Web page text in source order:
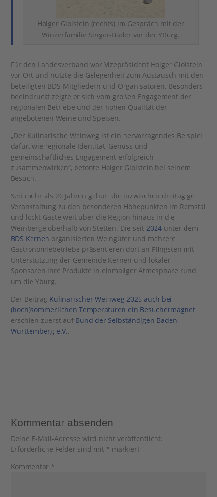
Holger Gloistein (rechts) im Gespräch mit der
Winzerfamilie Singer-Bader vor der YBurg.
Für den Landesverband war Vizepräsident Holger Gloistein
vor Ort und nutzte die Gelegenheit zum Austausch mit den
beteiligten BDS-Mitgliedern und Organisatoren. Besonders
beeindruckt zeigte er sich vom großen Engagement der
regionalen Betriebe und der hohen Qualität der
angebotenen Weine und Speisen.
„Der Kulinarische Weinweg ist ein hervorragendes Beispiel
dafür, wie regionale Identität, Genuss und
gemeinschaftliches Engagement erfolgreich
zusammenwirken“, betonte Holger Gloistein bei seinem
Besuch.
Seit mehr als 20 Jahren gehört die inzwischen dreitägige
Veranstaltung zu den besonderen Höhepunkten im Remstal
und lockt Gäste weit über die Region hinaus in die
Weinberge oberhalb von Stetten. Die seit2024 unter dem
BDS Kernen organisierten Weingüter und mehrere
Gastronomiebetriebe präsentieren dort an Pfingsten mit
Unterstützung der Gemeinde Kernen und lokaler
Sponsoren ihre Produkte in einmaliger Atmosphäre rund
um die Yburg.
Der Beitrag Kulinarischer Weinweg 2026 auch bei
(hoch)sommerlichen Temperaturen ein Besuchermagnet
erschien zuerst auf Bund der Selbständigen Baden-
Württemberg e.V..
Kommentar absenden
Deine E-Mail-Adresse wird nicht veröffentlicht.
Erforderliche Felder sind mit * markiert
Kommentar *